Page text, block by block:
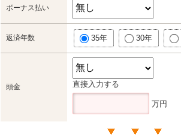
ボーナス払い
返済年数 35年 30年
頭金 直接入力する
万円